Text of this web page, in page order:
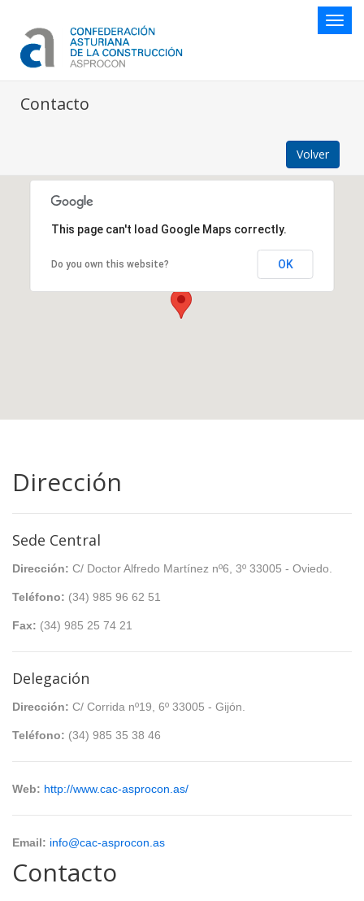
Botón
Contacto
Volver
This page can't load Google Maps correctly.
Do you own this website? OK
Dirección
Sede Central
Dirección: C/ Doctor Alfredo Martínez nº6, 3º 33005 - Oviedo.
Teléfono: (34) 985 96 62 51
Fax: (34) 985 25 74 21
Delegación
Dirección: C/ Corrida nº19, 6º 33005 - Gijón.
Teléfono: (34) 985 35 38 46
Web: http://www.cac-asprocon.as/
Email: info@cac-asprocon.as
Contacto